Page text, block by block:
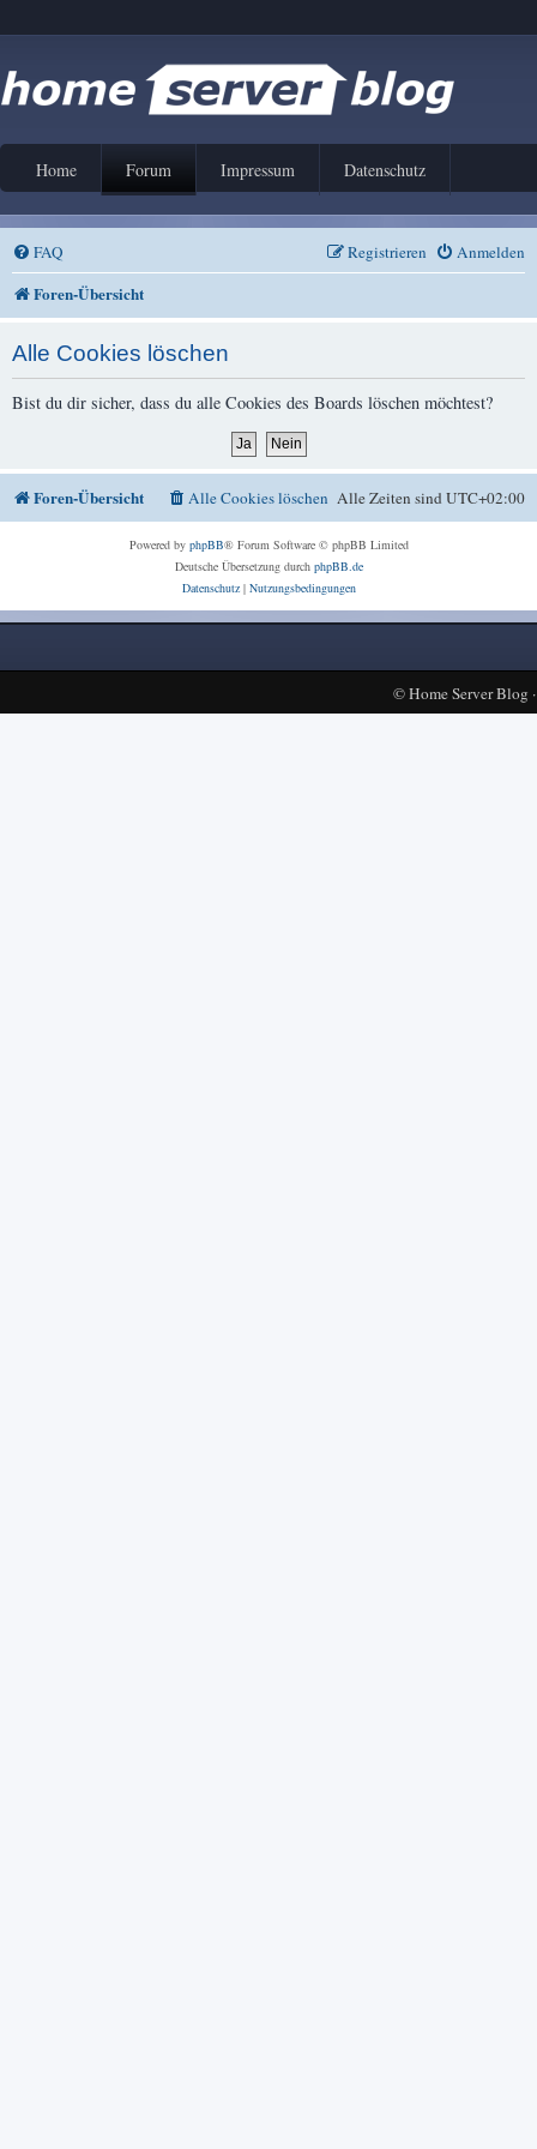
Home Forum Impressum Datenschutz
FAQ Anmelden
Registrieren
Foren-Übersicht
Alle Cookies löschen
Bist du dir sicher, dass du alle Cookies des Boards löschen möchtest?
Foren-Übersicht Alle Zeiten sindUTC+02:00
Alle Cookies löschen
Powered by phpBB® Forum Software © phpBB Limited
Deutsche Übersetzung durch phpBB.de
Datenschutz| Nutzungsbedingungen
©Home Server Blog